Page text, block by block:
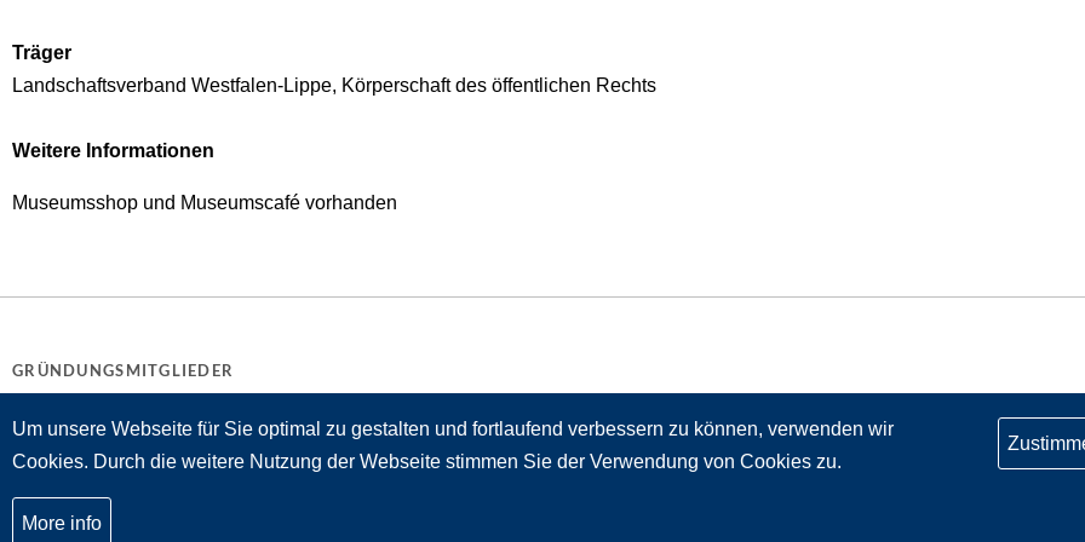
Träger
Landschaftsverband Westfalen-Lippe, Körperschaft des öffentlichen Rechts
Weitere Informationen
Museumsshop und Museumscafé vorhanden
GRÜNDUNGSMITGLIEDER
Um unsere Webseite für Sie optimal zu gestalten und fortlaufend verbessern zu können, verwenden wir
Cookies. Durch die weitere Nutzung der Webseite stimmen Sie der Verwendung von Cookies zu.
More info